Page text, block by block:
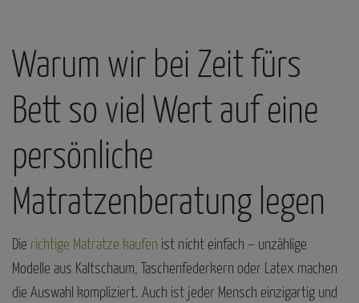
Warum wir bei Zeit fürs
Bett so viel Wert auf eine
persönliche
Matratzenberatung legen
Die richtige Matratze kaufen ist nicht einfach – unzählige
Modelle aus Kaltschaum, Taschenfederkern oder Latex machen
die Auswahl kompliziert. Auch ist jeder Mensch einzigartig und